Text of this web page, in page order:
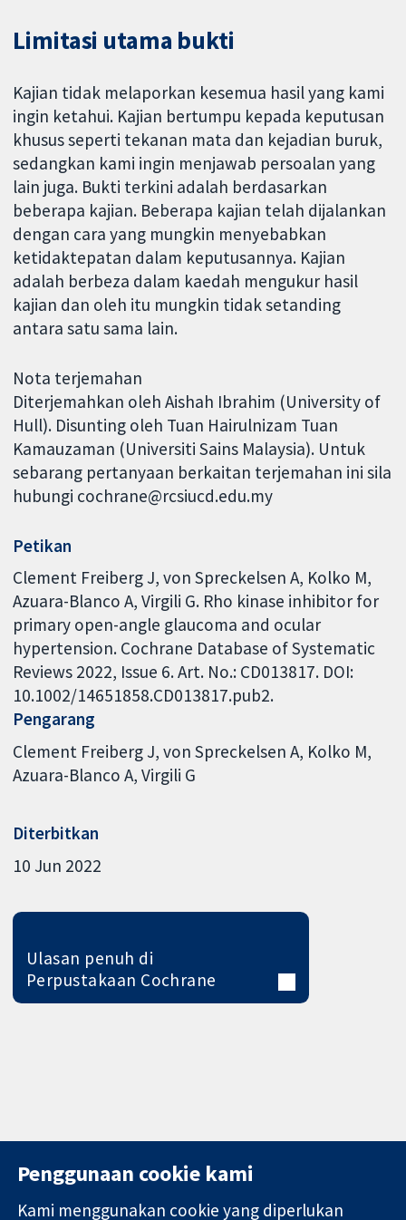
Limitasi utama bukti
Kajian tidak melaporkan kesemua hasil yang kami
ingin ketahui. Kajian bertumpu kepada keputusan
khusus seperti tekanan mata dan kejadian buruk,
sedangkan kami ingin menjawab persoalan yang
lain juga. Bukti terkini adalah berdasarkan
beberapa kajian. Beberapa kajian telah dijalankan
dengan cara yang mungkin menyebabkan
ketidaktepatan dalam keputusannya. Kajian
adalah berbeza dalam kaedah mengukur hasil
kajian dan oleh itu mungkin tidak setanding
antara satu sama lain.
Nota terjemahan
Diterjemahkan oleh Aishah Ibrahim (University of
Hull). Disunting oleh Tuan Hairulnizam Tuan
Kamauzaman (Universiti Sains Malaysia). Untuk
sebarang pertanyaan berkaitan terjemahan ini sila
hubungi cochrane@rcsiucd.edu.my
Petikan
Clement Freiberg J, von Spreckelsen A, Kolko M,
Azuara-Blanco A, Virgili G. Rho kinase inhibitor for
primary open-angle glaucoma and ocular
hypertension. Cochrane Database of Systematic
Reviews 2022, Issue 6. Art. No.: CD013817. DOI:
10.1002/14651858.CD013817.pub2.
Pengarang
Clement Freiberg J von Spreckelsen A Kolko M
Azuara-Blanco A Virgili G
Diterbitkan
10 Jun 2022
Ulasan penuh di
Perpustakaan Cochrane
Penggunaan cookie kami
Kami menggunakan cookie yang diperlukan